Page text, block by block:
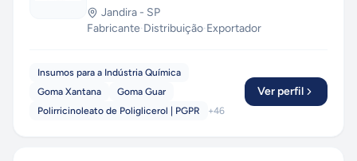
Jandira - SP
Fabricante·Distribuição·Exportador
Insumos para a Indústria Química
Goma Xantana
Goma Guar
Polirricinoleato de Poliglicerol | PGPR
+46
Ver perfil